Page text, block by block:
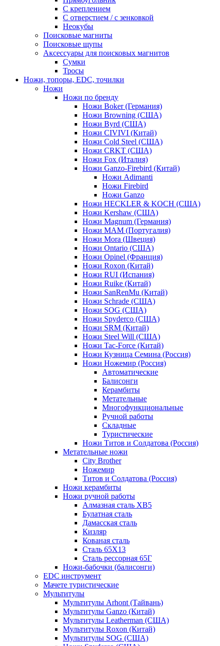
С креплением
С отверстием / с зенковкой
Неокубы
Поисковые магниты
Поисковые щупы
Аксессуары для поисковых магнитов
Сумки
Тросы
Ножи, топоры, EDC, точилки
Ножи
Ножи по бренду
Ножи Boker (Германия)
Ножи Browning (США)
Ножи Byrd (США)
Ножи CIVIVI (Китай)
Ножи Cold Steel (США)
Ножи CRKT (США)
Ножи Fox (Италия)
Ножи Ganzo-Firebird (Китай)
Ножи Adimanti
Ножи Firebird
Ножи Ganzo
Ножи HECKLER & KOCH (США)
Ножи Kershaw (США)
Ножи Magnum (Германия)
Ножи MAM (Португалия)
Ножи Mora (Швеция)
Ножи Ontario (США)
Ножи Opinel (Франция)
Ножи Roxon (Китай)
Ножи RUI (Испания)
Ножи Ruike (Китай)
Ножи SanRenMu (Китай)
Ножи Schrade (США)
Ножи SOG (США)
Ножи Spyderco (США)
Ножи SRM (Китай)
Ножи Steel Will (США)
Ножи Tac-Force (Китай)
Ножи Кузница Семина (Россия)
Ножи Ножемир (Россия)
Автоматические
Балисонги
Керамбиты
Метательные
Многофункциональные
Ручной работы
Складные
Туристические
Ножи Титов и Солдатова (Россия)
Метательные ножи
City Brother
Ножемир
Титов и Солдатова (Россия)
Ножи керамбиты
Ножи ручной работы
Алмазная сталь ХВ5
Булатная сталь
Дамасская сталь
Кизляр
Кованая сталь
Сталь 65Х13
Сталь рессорная 65Г
Ножи-бабочки (балисонги)
EDC инструмент
Мачете туристические
Мультитулы
Мультитулы Arhont (Тайвань)
Мультитулы Ganzo (Китай)
Мультитулы Leatherman (США)
Мультитулы Roxon (Китай)
Мультитулы SOG (США)